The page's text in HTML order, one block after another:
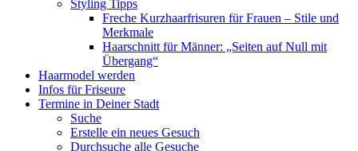
Styling Tipps
Freche Kurzhaarfrisuren für Frauen – Stile und
Merkmale
Haarschnitt für Männer: „Seiten auf Null mit
Übergang“
Haarmodel werden
Infos für Friseure
Termine in Deiner Stadt
Suche
Erstelle ein neues Gesuch
Durchsuche alle Gesuche